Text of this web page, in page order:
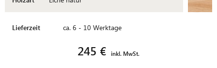
Lieferzeit ca. 6 - 10 Werktage
245 € inkl. MwSt.